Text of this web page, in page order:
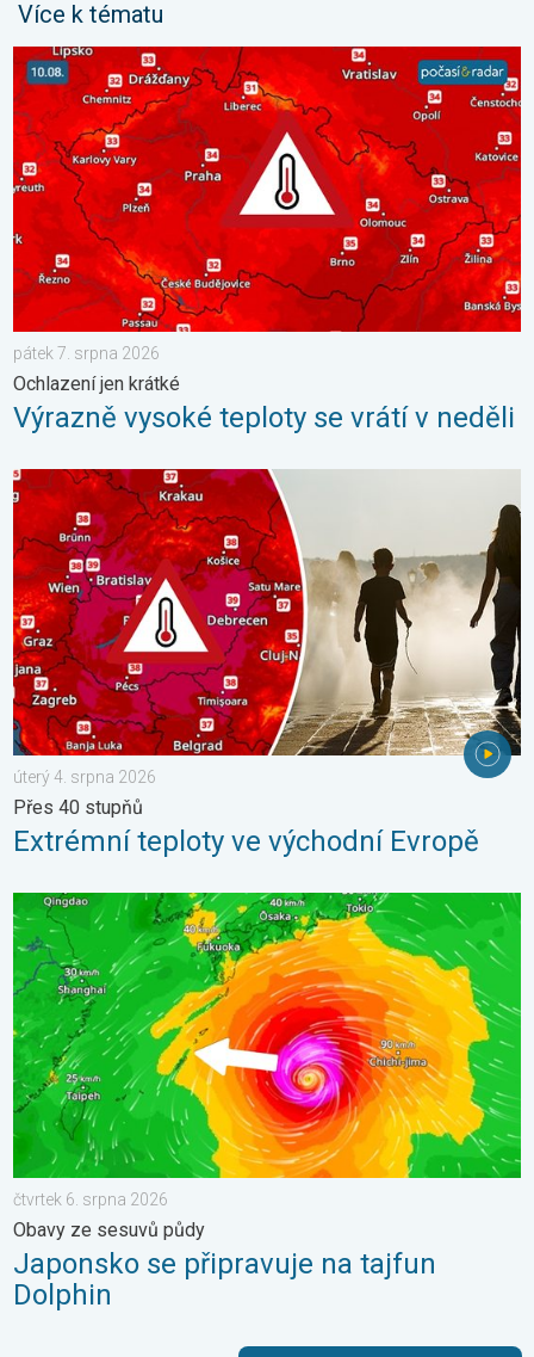
Více k tématu
Výrazně vysoké teploty se vrátí v neděli. Ochlazení jen krátké.
pátek 7. srpna 2026
Ochlazení jen krátké
Výrazně vysoké teploty se vrátí v neděli
Extrémní teploty ve východní Evropě. Přes 40 stupňů. . . úterý
úterý 4. srpna 2026
Přes 40 stupňů
Extrémní teploty ve východní Evropě
Japonsko se připravuje na tajfun Dolphin. Obavy ze sesuvů
čtvrtek 6. srpna 2026
Obavy ze sesuvů půdy
Japonsko se připravuje na tajfun
Dolphin